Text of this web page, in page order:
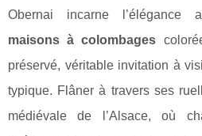
Obernai incarne l’élégance
maisons à colombages
préservé, véritable invitation à
typique. Flâner à travers ses
médiévale de l’Alsace, où